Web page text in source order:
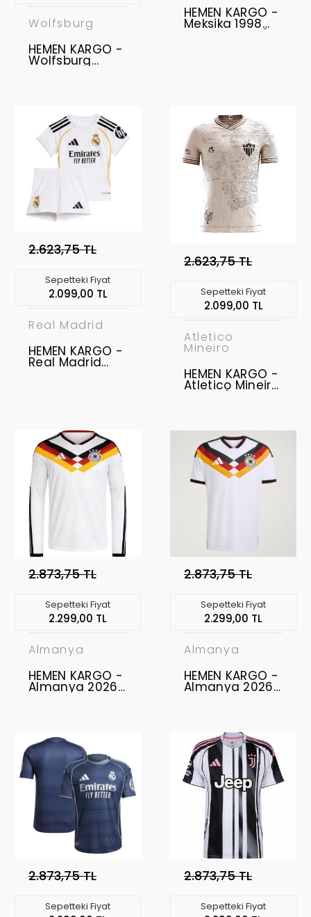
Wolfsburg
HEMEN KARGO -
Wolfsburg
2025-2026
HEMEN KARGO -
Meksika 1998
Retro Forma " L
2.623,75 TL
Sepetteki Fiyat
2.099,00 TL
Real Madrid
HEMEN KARGO -
Real Madrid
2.623,75 TL
Sepetteki Fiyat
2.099,00 TL
Atletico
Mineiro
HEMEN KARGO -
Atletico Mineiro
113. Yıl Özel
Beden -
2.873,75 TL
Sepetteki Fiyat
2.299,00 TL
Almanya
HEMEN KARGO -
Almanya 2026-
2027 Authentic
Home
2.873,75 TL
Sepetteki Fiyat
2.299,00 TL
Almanya
HEMEN KARGO -
Almanya 2026-
2027 Authentic
Home
2.873,75 TL
Sepetteki Fiyat
2.873,75 TL
Sepetteki Fiyat